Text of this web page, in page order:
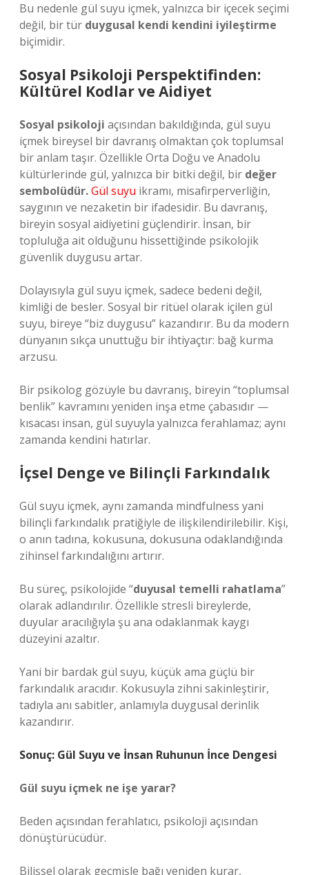
Bu nedenle gül suyu içmek, yalnızca bir içecek seçimi
değil, bir tür duygusal kendi kendini iyileştirme
biçimidir.
Sosyal Psikoloji Perspektifinden:
Kültürel Kodlar ve Aidiyet
Sosyal psikoloji açısından bakıldığında, gül suyu
içmek bireysel bir davranış olmaktan çok toplumsal
bir anlam taşır. Özellikle Orta Doğu ve Anadolu
kültürlerinde gül, yalnızca bir bitki değil, bir değer
sembolüdür.Gül suyu ikramı, misafirperverliğin,
saygının ve nezaketin bir ifadesidir. Bu davranış,
bireyin sosyal aidiyetini güçlendirir. İnsan, bir
topluluğa ait olduğunu hissettiğinde psikolojik
güvenlik duygusu artar.
Dolayısıyla gül suyu içmek, sadece bedeni değil,
kimliği de besler. Sosyal bir ritüel olarak içilen gül
suyu, bireye “biz duygusu” kazandırır. Bu da modern
dünyanın sıkça unuttuğu bir ihtiyaçtır: bağ kurma
arzusu.
Bir psikolog gözüyle bu davranış, bireyin “toplumsal
benlik” kavramını yeniden inşa etme çabasıdır —
kısacası insan, gül suyuyla yalnızca ferahlamaz; aynı
zamanda kendini hatırlar.
İçsel Denge ve Bilinçli Farkındalık
Gül suyu içmek, aynı zamanda mindfulness yani
bilinçli farkındalık pratiğiyle de ilişkilendirilebilir. Kişi,
o anın tadına, kokusuna, dokusuna odaklandığında
zihinsel farkındalığını artırır.
Bu süreç, psikolojide “duyusal temelli rahatlama”
olarak adlandırılır. Özellikle stresli bireylerde,
duyular aracılığıyla şu ana odaklanmak kaygı
düzeyini azaltır.
Yani bir bardak gül suyu, küçük ama güçlü bir
farkındalık aracıdır. Kokusuyla zihni sakinleştirir,
tadıyla anı sabitler, anlamıyla duygusal derinlik
kazandırır.
Sonuç: Gül Suyu ve İnsan Ruhunun İnce Dengesi
Gül suyu içmek ne işe yarar?
Beden açısından ferahlatıcı, psikoloji açısından
dönüştürücüdür.
Bilişsel olarak geçmişle bağı yeniden kurar,